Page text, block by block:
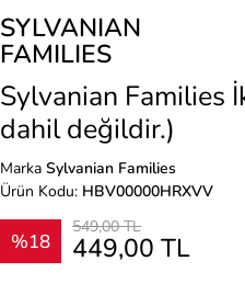
SYLVANIAN
FAMILIES
Sylvanian Families
dahil değildir.)
MarkaSylvanian Families
Ürün Kodu: HBV00000HRXVV
%18
549,00 TL
449,00 TL